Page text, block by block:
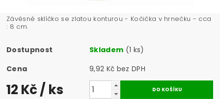
Závěsné sklíčko se zlatou konturou - Kočička v hrnečku - cca
: 8 cm.
Dostupnost Skladem (1 ks)
Cena
9,92 Kč bez DPH
12 Kč/ ks